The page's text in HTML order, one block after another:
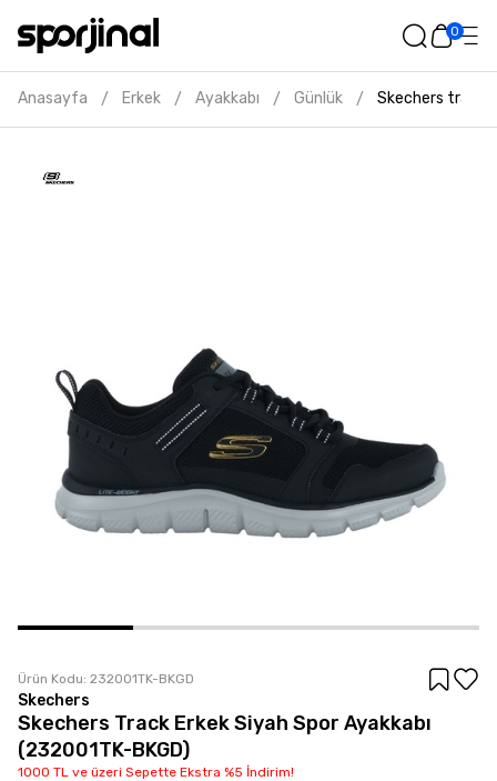
0
Anasayfa / Erkek / Ayakkabı / Günlük / Skechers track
Ürün Kodu: 232001TK-BKGD
Skechers
Skechers Track Erkek Siyah Spor Ayakkabı
(232001TK-BKGD)
1000 TL ve üzeri Sepette Ekstra %5 İndirim!